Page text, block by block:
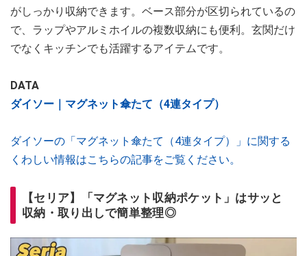
がしっかり収納できます。ベース部分が区切られているの
で、ラップやアルミホイルの複数収納にも便利。玄関だけ
でなくキッチンでも活躍するアイテムです。
DATA
ダイソー｜マグネット傘たて（4連タイプ）
ダイソーの「マグネット傘たて（4連タイプ）」に関する
くわしい情報はこちらの記事をご覧ください。
【セリア】「マグネット収納ポケット」はサッと
収納・取り出しで簡単整理◎